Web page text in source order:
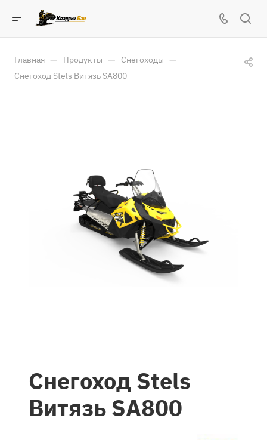
Главная — Продукты — Снегоходы —
Снегоход Stels Витязь SA800
Снегоход Stels
Витязь SA800